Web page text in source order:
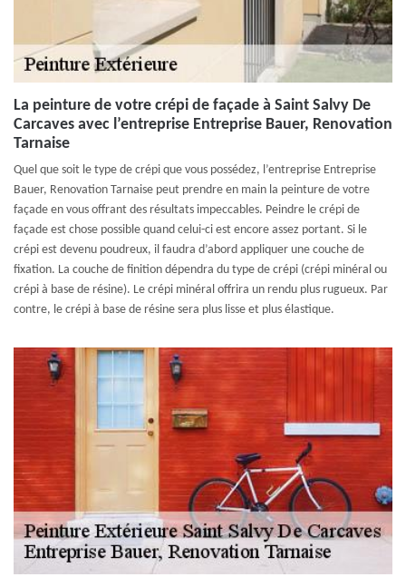
La peinture de votre crépi de façade à Saint Salvy De
Carcaves avec l’entreprise Entreprise Bauer, Renovation
Tarnaise
Quel que soit le type de crépi que vous possédez, l’entreprise Entreprise
Bauer, Renovation Tarnaise peut prendre en main la peinture de votre
façade en vous offrant des résultats impeccables. Peindre le crépi de
façade est chose possible quand celui-ci est encore assez portant. Si le
crépi est devenu poudreux, il faudra d’abord appliquer une couche de
fixation. La couche de finition dépendra du type de crépi (crépi minéral ou
crépi à base de résine). Le crépi minéral offrira un rendu plus rugueux. Par
contre, le crépi à base de résine sera plus lisse et plus élastique.